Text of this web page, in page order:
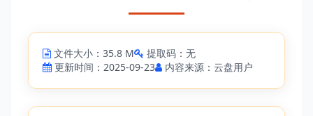
文件大小：35.8 M
提取码：无
更新时间：2025-09-23
内容来源：云盘用户